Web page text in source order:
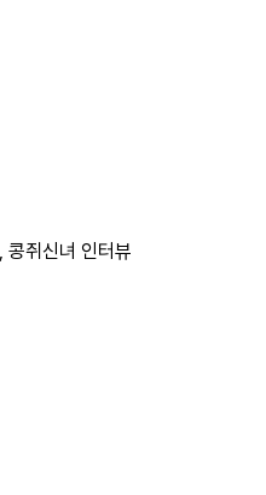
쥐신녀 인터뷰